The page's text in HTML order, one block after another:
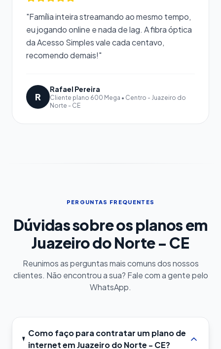
"Família inteira streamando ao mesmo tempo,
eu jogando online e nada de lag. A fibra óptica
da Acesso Simples vale cada centavo,
recomendo demais!"
R
Rafael Pereira
Cliente plano 600 Mega • Centro - Juazeiro do
Norte - CE
PERGUNTAS FREQUENTES
Dúvidas sobre os planos em
Juazeiro do Norte - CE
Reunimos as perguntas mais comuns dos nossos
clientes. Não encontrou a sua? Fale com a gente pelo
WhatsApp.
Como faço para contratar um plano de
internet em Juazeiro do Norte - CE?